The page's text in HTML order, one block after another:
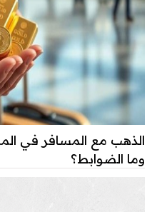
الذهب مع المسافر في
وما الضوابط؟